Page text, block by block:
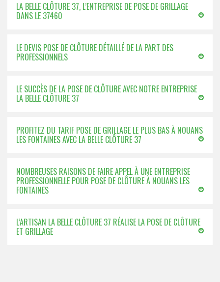
LA BELLE CLÔTURE 37, L’ENTREPRISE DE POSE DE GRILLAGE
DANS LE 37460
LE DEVIS POSE DE CLÔTURE DÉTAILLÉ DE LA PART DES
PROFESSIONNELS
LE SUCCÈS DE LA POSE DE CLÔTURE AVEC NOTRE ENTREPRISE
LA BELLE CLÔTURE 37
PROFITEZ DU TARIF POSE DE GRILLAGE LE PLUS BAS À NOUANS
LES FONTAINES AVEC LA BELLE CLÔTURE 37
NOMBREUSES RAISONS DE FAIRE APPEL À UNE ENTREPRISE
PROFESSIONNELLE POUR POSE DE CLÔTURE À NOUANS LES
FONTAINES
L’ARTISAN LA BELLE CLÔTURE 37 RÉALISE LA POSE DE CLÔTURE
ET GRILLAGE